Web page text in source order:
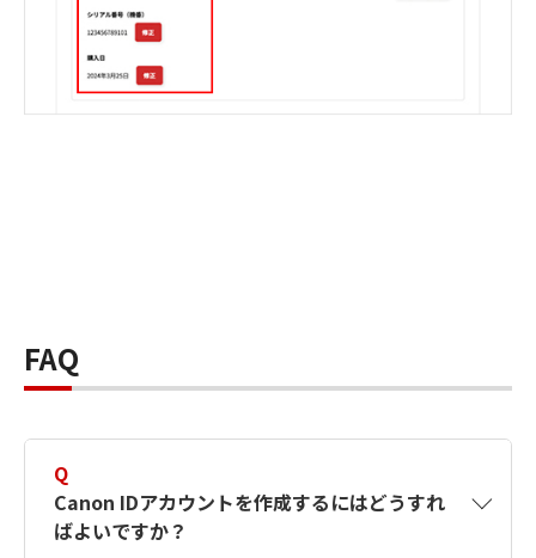
FAQ
Q
Canon IDアカウントを作成するにはどうすれ
ばよいですか？